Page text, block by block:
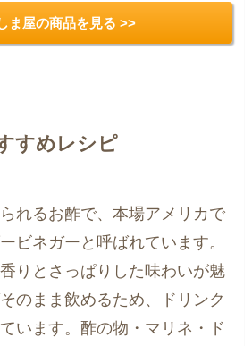
ま屋の商品を見る >>
すめレシピ
れるお酢で、本場アメリカで
ビネガーと呼ばれています。
りとさっぱりした味わいが魅
のまま飲めるため、ドリンク
います。酢の物・マリネ・ド